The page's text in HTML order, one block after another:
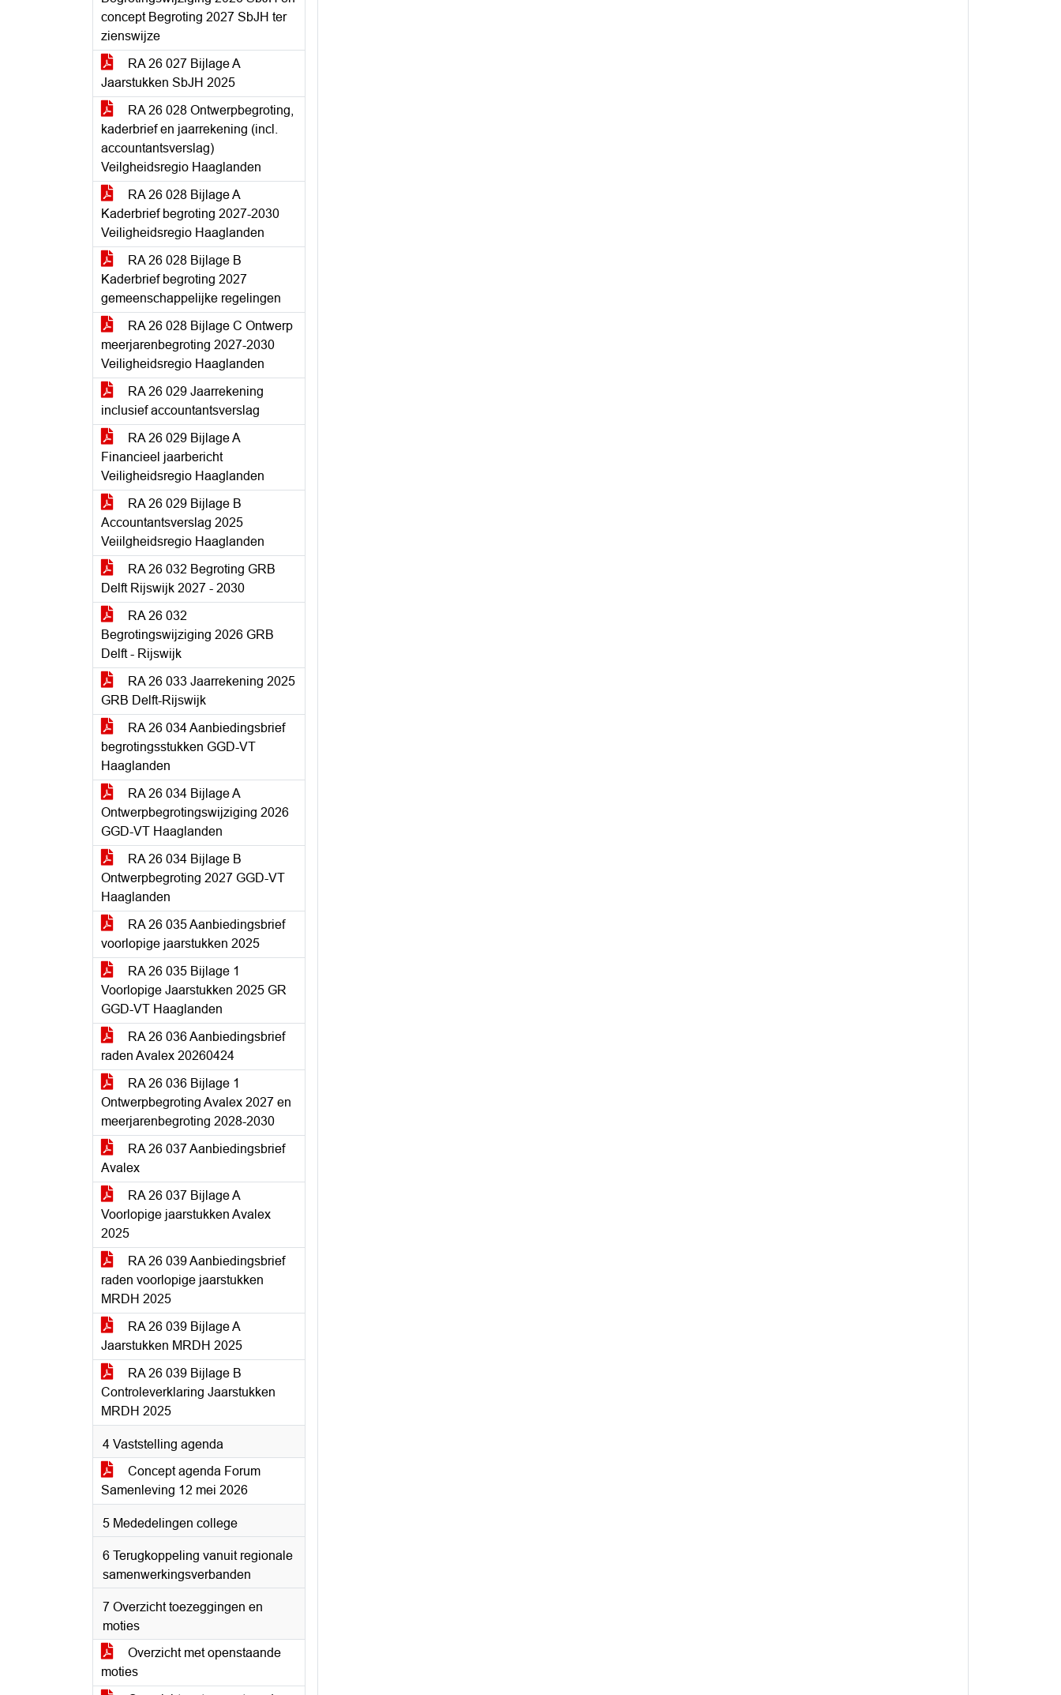
concept Begroting 2027 SbJH ter
zienswijze
RA 26 027 Bijlage A
Jaarstukken SbJH 2025
RA 26 028 Ontwerpbegroting,
kaderbrief en jaarrekening (incl.
accountantsverslag)
Veilgheidsregio Haaglanden
RA 26 028 Bijlage A
Kaderbrief begroting 2027-2030
Veiligheidsregio Haaglanden
RA 26 028 Bijlage B
Kaderbrief begroting 2027
gemeenschappelijke regelingen
RA 26 028 Bijlage C Ontwerp
meerjarenbegroting 2027-2030
Veiligheidsregio Haaglanden
RA 26 029 Jaarrekening
inclusief accountantsverslag
RA 26 029 Bijlage A
Financieel jaarbericht
Veiligheidsregio Haaglanden
RA 26 029 Bijlage B
Accountantsverslag 2025
Veiilgheidsregio Haaglanden
RA 26 032 Begroting GRB
Delft Rijswijk 2027 - 2030
RA 26 032
Begrotingswijziging 2026 GRB
Delft - Rijswijk
RA 26 033 Jaarrekening 2025
GRB Delft-Rijswijk
RA 26 034 Aanbiedingsbrief
begrotingsstukken GGD-VT
Haaglanden
RA 26 034 Bijlage A
Ontwerpbegrotingswijziging 2026
GGD-VT Haaglanden
RA 26 034 Bijlage B
Ontwerpbegroting 2027 GGD-VT
Haaglanden
RA 26 035 Aanbiedingsbrief
voorlopige jaarstukken 2025
RA 26 035 Bijlage 1
Voorlopige Jaarstukken 2025 GR
GGD-VT Haaglanden
RA 26 036 Aanbiedingsbrief
raden Avalex 20260424
RA 26 036 Bijlage 1
Ontwerpbegroting Avalex 2027 en
meerjarenbegroting 2028-2030
RA 26 037 Aanbiedingsbrief
Avalex
RA 26 037 Bijlage A
Voorlopige jaarstukken Avalex
2025
RA 26 039 Aanbiedingsbrief
raden voorlopige jaarstukken
MRDH 2025
RA 26 039 Bijlage A
Jaarstukken MRDH 2025
RA 26 039 Bijlage B
Controleverklaring Jaarstukken
MRDH 2025
4 Vaststelling agenda
Concept agenda Forum
Samenleving 12 mei 2026
5 Mededelingen college
6 Terugkoppeling vanuit regionale
samenwerkingsverbanden
7 Overzicht toezeggingen en
moties
Overzicht met openstaande
moties